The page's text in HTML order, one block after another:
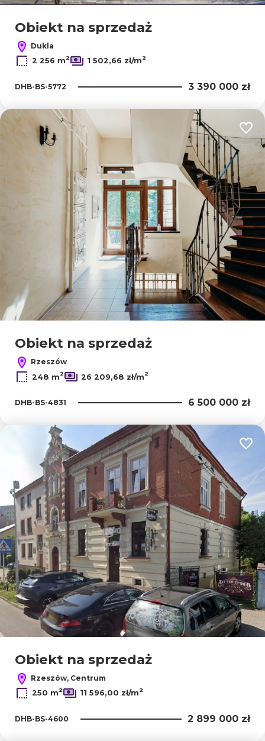
Obiekt na sprzedaż
Dukla
2 256 m2 1 502,66 zł/m2
DHB-BS-5772 3 390 000 zł
Obiekt na sprzedaż
Rzeszów
248 m2 26 209,68 zł/m2
DHB-BS-4831 6 500 000 zł
Obiekt na sprzedaż
Rzeszów, Centrum
250 m2 11 596,00 zł/m2
DHB-BS-4600 2 899 000 zł